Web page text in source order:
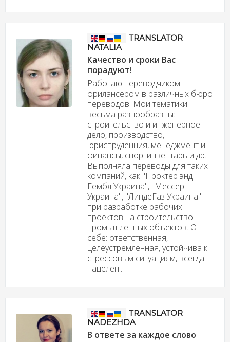
TRANSLATOR
NATALIA
Качество и сроки Вас
порадуют!
Работаю переводчиком-
фрилансером в различных бюро
переводов. Мои тематики
весьма разнообразны:
строительство и инженерное
дело, производство,
юриспруденция, менеджмент и
финансы, спортинвентарь и др.
Выполняла переводы для таких
компаний, как "Проктер энд
Гембл Украина", "Мессер
Украина", "ЛиндеГаз Украина"
при разработке рабочих
проектов на строительство
промышленных объектов. О
себе: ответственная,
целеустремленная, устойчива к
стрессовым ситуациям, всегда
нацелен...
TRANSLATOR
NADEZHDA
В ответе за каждое слово